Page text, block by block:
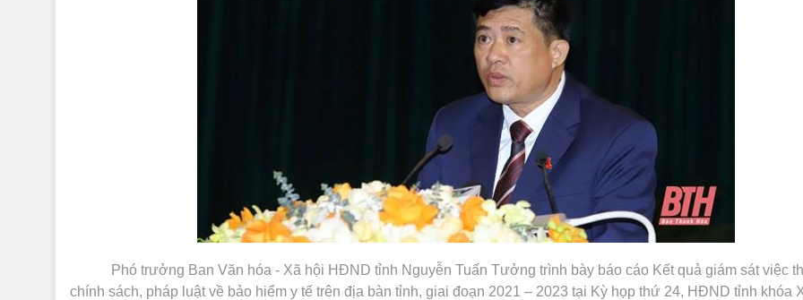
Phó trưởng Ban Văn hóa - Xã hội HĐND tỉnh Nguyễn Tuấn Tưởng trình bày báo cáo Kết quả giám sát việc
chính sách, pháp luật về bảo hiểm y tế trên địa bàn tỉnh, giai đoạn 2021 – 2023 tại Kỳ họp thứ 24, HĐND tỉnh khóa